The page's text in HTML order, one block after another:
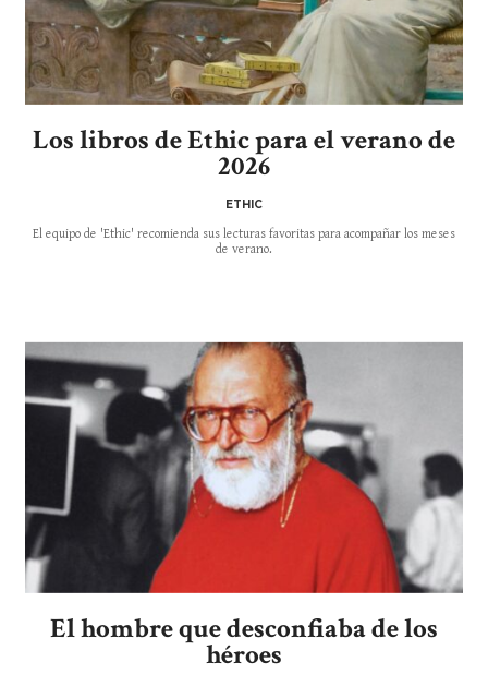
Los libros de Ethic para el verano de
2026
ETHIC
El equipo de 'Ethic' recomienda sus lecturas favoritas para acompañar los meses
de verano.
El hombre que desconfiaba de los
héroes